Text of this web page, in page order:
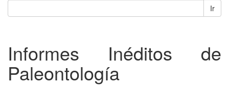
Ir
Informes Inéditos de
Paleontología